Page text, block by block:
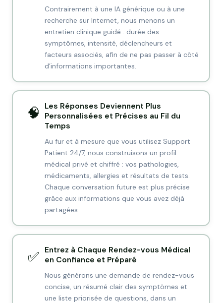
Contrairement à une IA générique ou à une
recherche sur Internet, nous menons un
entretien clinique guidé : durée des
symptômes, intensité, déclencheurs et
facteurs associés, afin de ne pas passer à côté
d’informations importantes.
🧠
Les Réponses Deviennent Plus
Personnalisées et Précises au Fil du
Temps
Au fur et à mesure que vous utilisez Support
Patient 24/7, nous construisons un profil
médical privé et chiffré : vos pathologies,
médicaments, allergies et résultats de tests.
Chaque conversation future est plus précise
grâce aux informations que vous avez déjà
partagées.
✅
Entrez à Chaque Rendez-vous Médical
en Confiance et Préparé
Nous générons une demande de rendez-vous
concise, un résumé clair des symptômes et
une liste priorisée de questions, dans un